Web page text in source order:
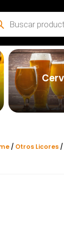
/ Otros Licores/